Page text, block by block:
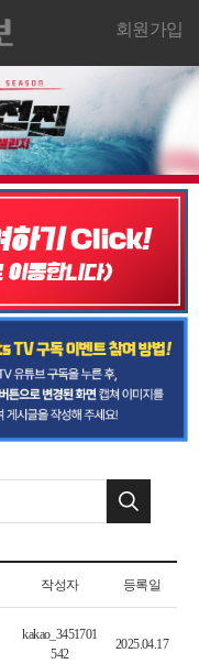
회원가입
작성자 등록일
kakao_3451701
542
2025.04.17